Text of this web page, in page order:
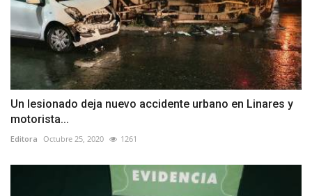
Un lesionado deja nuevo accidente urbano en Linares y
motorista...
Editora Octubre 25, 2020 1261